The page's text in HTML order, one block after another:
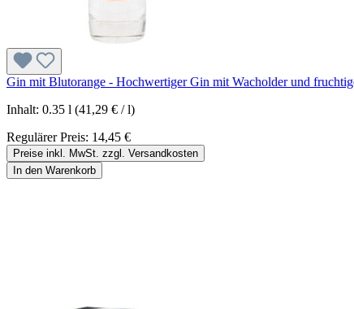
Gin mit Blutorange - Hochwertiger Gin mit Wacholder und
Inhalt: 0.35 l (41,29 € / l)
Regulärer Preis: 14,45 €
Preise inkl. MwSt. zzgl. Versandkosten
In den Warenkorb